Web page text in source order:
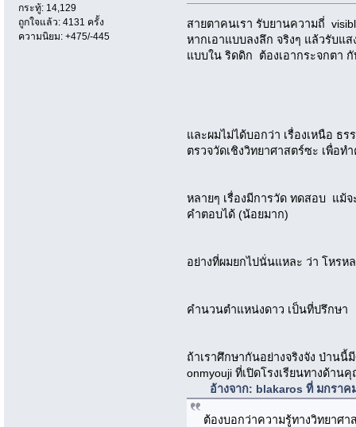
กระทู้: 14,129
ถูกใจแล้ว: 4131 ครั้ง
ความนิยม: +475/-445
สายตาคนเรา รับยานความถี่
หากเอาแบบลงลึก จริงๆ แล้วรับแ
แบบใน ริดดิก ต้องเอากระจกตา
และผมไม่ได้บอกว่า เรื่องเหนือ ธ
ตรวจวัดเชิงวิทยาศาสตร์ซะ เพื่อท
หลายๆ เรื่องมีการวัด ทดสอบ แม้
คำตอบได้ (น้อยมาก)
อย่างที่ผมยกไปนั่นแหละ ว่า โหรห
คำนวนตำแหน่งดาว เป็นที่ปรึกษา
ถ้าเราศึกษากันอย่างจริงจัง ป่าน
onmyouji ที่เปิดโรงเรียนทางด้า
อ้างจาก: blakaros ที่ มกราค
ต้องบอกว่าความรู้ทางวิทยาศ